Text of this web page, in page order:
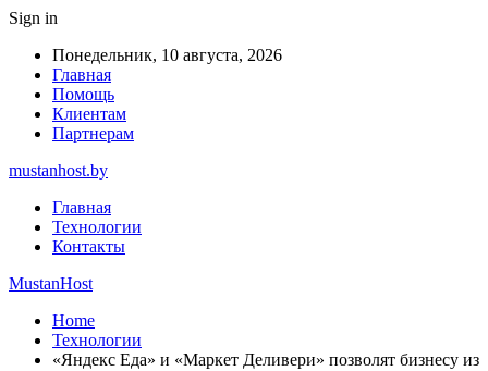
Sign in
Понедельник, 10 августа, 2026
Главная
Помощь
Клиентам
Партнерам
mustanhost.by
Главная
Технологии
Контакты
MustanHost
Home
Технологии
«Яндекс Еда» и «Маркет Деливери» позволят бизнесу из